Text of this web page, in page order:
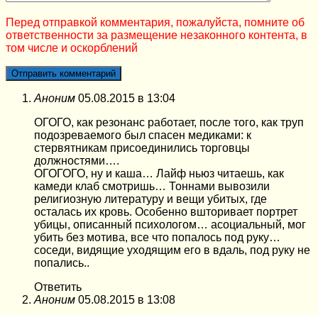
Перед отправкой комментария, пожалуйста, помните об
ответственности за размещение незаконного контента, в
том числе и оскорблений
Аноним 05.08.2015 в 13:04
ОГОГО, как резонанс работает, после того, как труп
подозреваемого был спасен медиками: к
стервятникам присоединились торговцы
должностями….
ОГОГОГО, ну и каша… Лайф ньюз читаешь, как
камеди клаб смотришь… Тоннами вывозили
религиозную литературу и вещи убитых, где
осталась их кровь. Особенно вшторивает портрет
убицы, описанный психологом… асоциальный, мог
убить без мотива, все что попалось под руку…
соседи, видящие уходящим его в вдаль, под руку не
попались..
Ответить
Аноним 05.08.2015 в 13:08